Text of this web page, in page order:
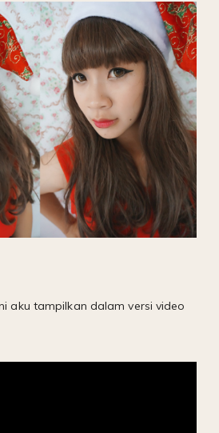
aku tampilkan dalam versi video